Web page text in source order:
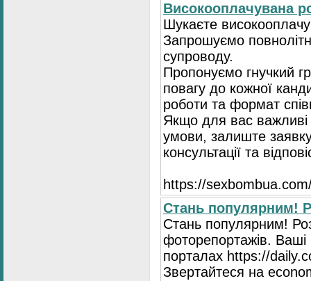
Високооплачувана
Шукаєте
Запрошуємо
супроводу.
Пропонуємо гнучкий
повагу до кожної
роботи та формат
Якщо для вас важливі
умови, залиште
консультації та
https://
Стань популярним!
Стань популярним!
фоторепортажів. Ваші
порталах https://
Звертайтеся на